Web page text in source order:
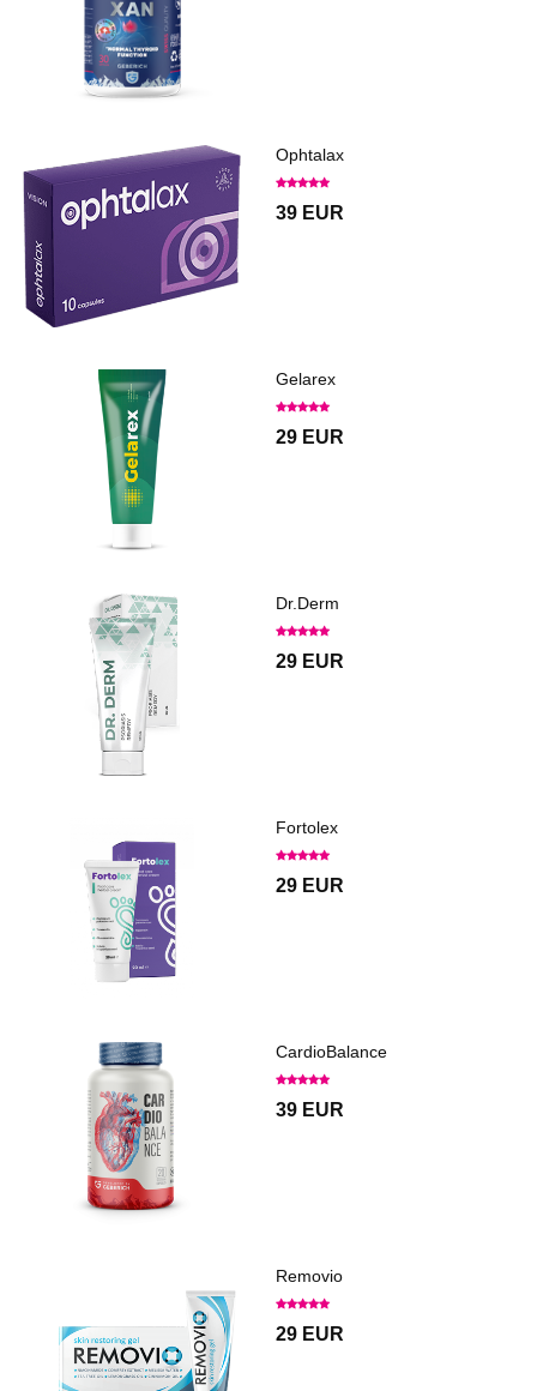
Ophtalax
39 EUR
Gelarex
29 EUR
Dr.Derm
29 EUR
Fortolex
29 EUR
CardioBalance
39 EUR
Removio
29 EUR